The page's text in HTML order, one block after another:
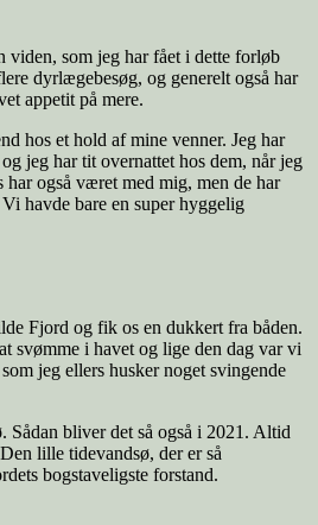
viden, som jeg har fået i dette forløb
dyrlægebesøg, og generelt også har
appetit på mere.
hos et hold af mine venner. Jeg har
jeg har tit overnattet hos dem, når jeg
også været med mig, men de har
havde bare en super hyggelig
Fjord og fik os en dukkert fra båden.
svømme i havet og lige den dag var vi
jeg ellers husker noget svingende
Sådan bliver det så også i 2021. Altid
lille tidevandsø, der er så
bogstaveligste forstand.